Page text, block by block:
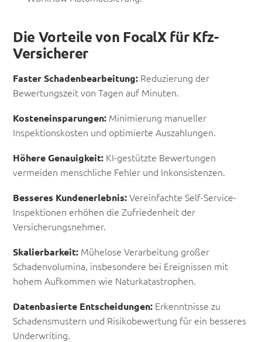
Die Vorteile von FocalX für Kfz-
Versicherer
Faster Schadenbearbeitung: Reduzierung der
Bewertungszeit von Tagen auf Minuten.
Kosteneinsparungen: Minimierung manueller
Inspektionskosten und optimierte Auszahlungen.
Höhere Genauigkeit: KI-gestützte Bewertungen
vermeiden menschliche Fehler und Inkonsistenzen.
Besseres Kundenerlebnis:Vereinfachte Self-Service-
Inspektionen erhöhen die Zufriedenheit der
Versicherungsnehmer.
Skalierbarkeit: Mühelose Verarbeitung großer
Schadenvolumina, insbesondere bei Ereignissen mit
hohem Aufkommen wie Naturkatastrophen.
Datenbasierte Entscheidungen: Erkenntnisse zu
Schadensmustern und Risikobewertung für ein besseres
Underwriting.